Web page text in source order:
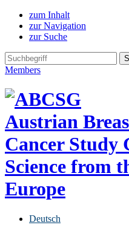
zum Inhalt
zur Navigation
zur Suche
Members
Austrian
Cancer Study
Science from
Europe
Deutsch